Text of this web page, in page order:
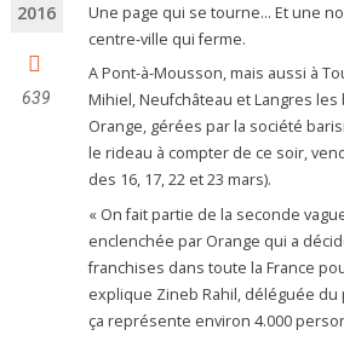
2016
639
Une page qui se tourne… Et une
centre-ville qui ferme.
A Pont-à-Mousson, mais aussi à
Mihiel, Neufchâteau et Langres
Orange, gérées par la société
le rideau à compter de ce soir,
des 16, 17, 22 et 23 mars).
« On fait partie de la seconde
enclenchée par Orange qui a
franchises dans toute la France
explique Zineb Rahil, déléguée
ça représente environ 4.000